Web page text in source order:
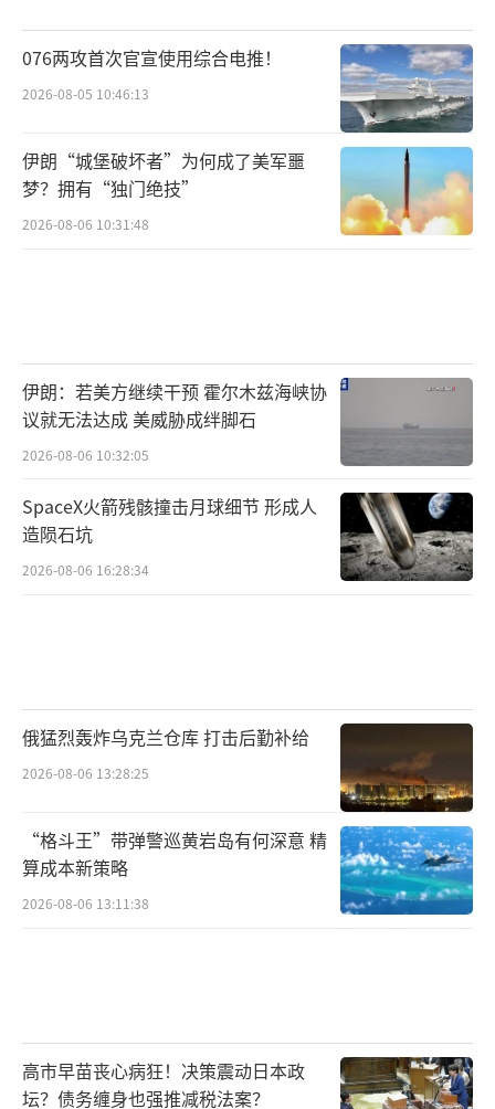
076两攻首次官宣使用综合电推！
2026-08-05 10:46:13
伊朗“城堡破坏者”为何成了美军噩
梦？拥有“独门绝技”
2026-08-06 10:31:48
伊朗：若美方继续干预 霍尔木兹海峡协
议就无法达成 美威胁成绊脚石
2026-08-06 10:32:05
SpaceX火箭残骸撞击月球细节 形成人
造陨石坑
2026-08-06 16:28:34
俄猛烈轰炸乌克兰仓库 打击后勤补给
2026-08-06 13:28:25
“格斗王”带弹警巡黄岩岛有何深意 精
算成本新策略
2026-08-06 13:11:38
高市早苗丧心病狂！决策震动日本政
坛？债务缠身也强推减税法案？